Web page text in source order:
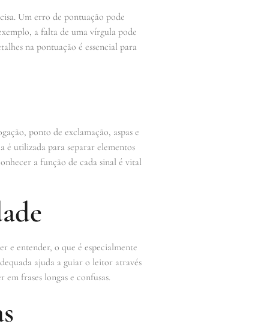
Um erro de pontuação pode
a falta de uma vírgula pode
na pontuação é essencial para
ponto de exclamação, aspas e
é utilizada para separar elementos
a função de cada sinal é vital
e entender, o que é especialmente
ajuda a guiar o leitor através
frases longas e confusas.